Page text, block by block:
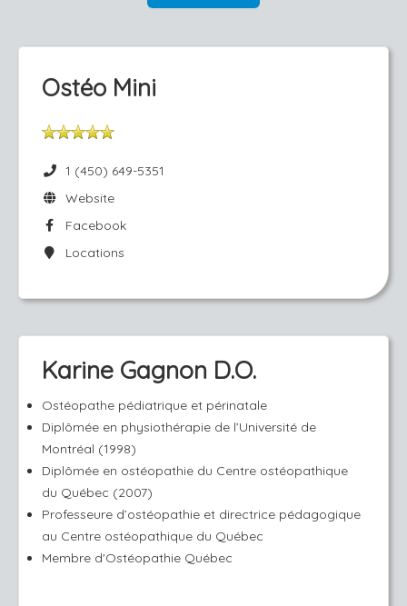
Ostéo Mini
1 (450) 649-5351
Website
Facebook
Locations
Karine Gagnon D.O.
Ostéopathe pédiatrique et périnatale
Diplômée en physiothérapie de l’Université de
Montréal (1998)
Diplômée en ostéopathie du Centre ostéopathique
du Québec (2007)
Professeure d’ostéopathie et directrice pédagogique
au Centre ostéopathique du Québec
Membre d'Ostéopathie Québec